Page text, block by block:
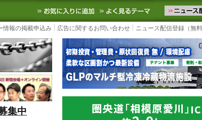
など国内外の最新の物流ニュースをお届けします。
お気に入りに追加 よく見るテ
情報の掲載申込み 広告に関するお問い合わせ ニュース配信登録（無料
集中